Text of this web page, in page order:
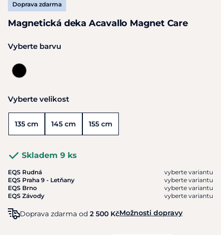
Doprava zdarma
Magnetická deka Acavallo Magnet Care
Vyberte barvu
Vyberte velikost
135 cm 145 cm 155 cm
Skladem 9 ks
EQS Rudná
vyberte variantu
EQS Praha 9 - Letňany
vyberte variantu
EQS Brno
vyberte variantu
EQS Závody
vyberte variantu
Doprava zdarma od 2 500 KčMožnosti dopravy